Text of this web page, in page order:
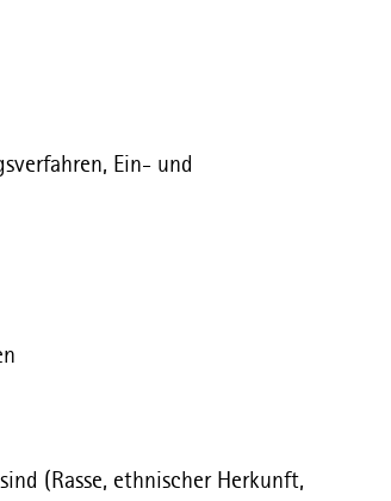
Ein- und
(Rasse, ethnischer Herkunft,